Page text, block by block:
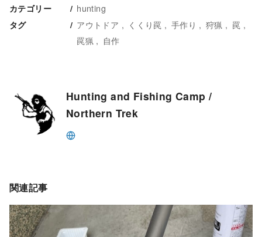
カテゴリー hunting
タグ アウトドア くくり罠 手作り 狩猟
罠
罠猟
自作
Hunting and Fishing Camp /
Northern Trek
関連記事